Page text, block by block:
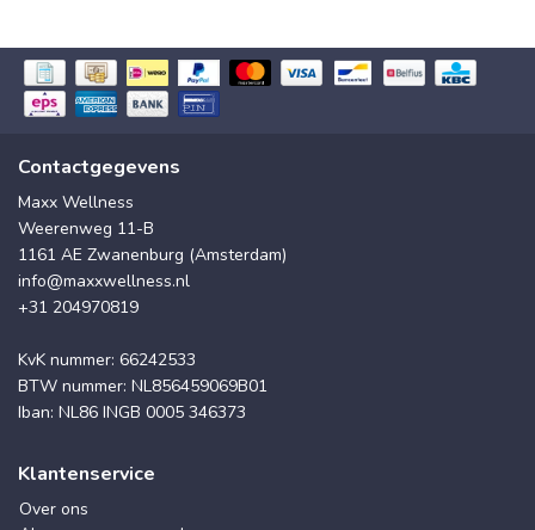
Contactgegevens
Maxx Wellness
Weerenweg 11-B
1161 AE Zwanenburg (Amsterdam)
info@maxxwellness.nl
+31 204970819
KvK nummer: 66242533
BTW nummer: NL856459069B01
Iban: NL86 INGB 0005 346373
Klantenservice
Over ons